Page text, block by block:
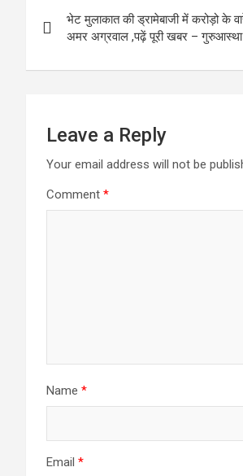
o
o
k
d
o
n
navigation
भेट मुलाकात की ड्रामेबाजी में करोड़ो के
अमर अग्रवाल ,पढ़ें पूरी खबर – गुरुआस्था
Leave a Reply
Your email address will not be
Comment *
Name *
Email *